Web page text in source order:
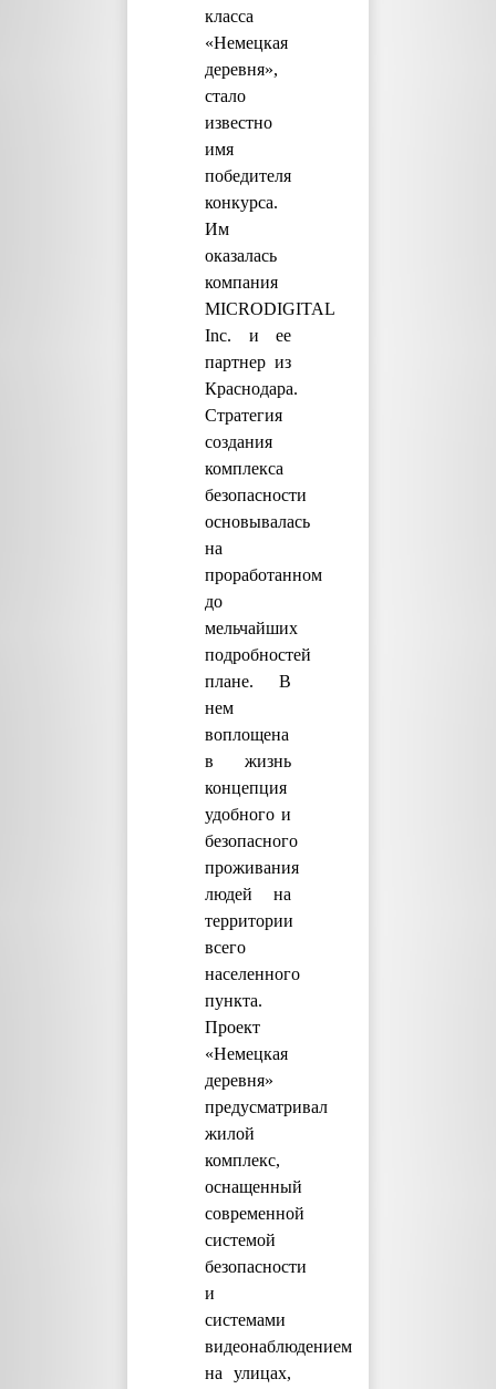
класса
«Немецкая
деревня»,
стало
известно
имя
победителя
конкурса.
Им
оказалась
компания
MICRODIGITAL
Inc. и ее
партнер из
Краснодара.
Стратегия
создания
комплекса
безопасности
основывалась
на
проработанном
до
мельчайших
подробностей
плане. В
нем
воплощена
в жизнь
концепция
удобного и
безопасного
проживания
людей на
территории
всего
населенного
пункта.
Проект
«Немецкая
деревня»
предусматривал
жилой
комплекс,
оснащенный
современной
системой
безопасности
и
системами
видеонаблюдением
на улицах,